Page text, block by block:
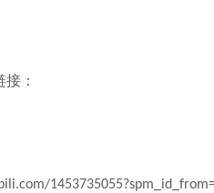
：